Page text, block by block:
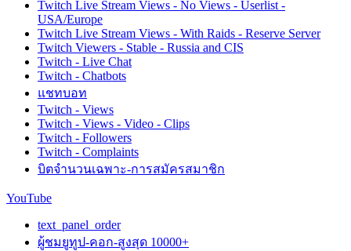
Twitch Live Stream Views - No Views - Userlist -
USA/Europe
Twitch Live Stream Views - With Raids - Reserve Server
Twitch Viewers - Stable - Russia and CIS
Twitch - Live Chat
Twitch - Chatbots
แชทบอท
Twitch - Views
Twitch - Views - Video - Clips
Twitch - Followers
Twitch - Complaints
บิตจำนวนเฉพาะ-การสมัครสมาชิก
YouTube
text_panel_order
ผู้ชมยูทูป-คอก-สูงสุด 10000+